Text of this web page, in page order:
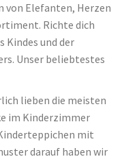
von Elefanten, Herzen
Richte dich
Kindes und der
Unser beliebtestes
lieben die meisten
im Kinderzimmer
mit
darauf haben wir